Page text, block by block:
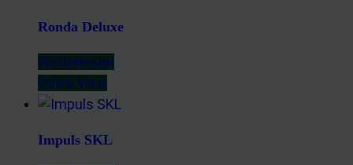
Ronda Deluxe
Weiterlesen
Quick View
Impuls SKL